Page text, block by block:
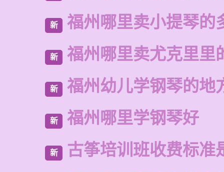
新 福州哪里卖小提琴的
新 福州哪里卖尤克里里
新 福州幼儿学钢琴的地
新 福州哪里学钢琴好
新 古筝培训班收费标准